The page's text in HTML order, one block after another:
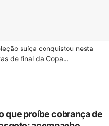
suíça conquistou nesta
de final da Copa...
que proíbe cobrança de